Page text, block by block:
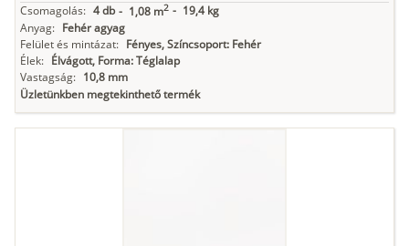
Csomagolás: 4 db - 1,08 m2 - 19,4 kg
Anyag: Fehér agyag
Felület és mintázat: Fényes, Színcsoport: Fehér
Élek: Élvágott, Forma: Téglalap
Vastagság: 10,8 mm
Üzletünkben megtekinthető termék